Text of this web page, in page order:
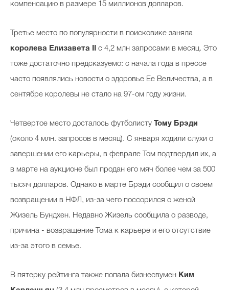
компенсацию в размере 15 миллионов долларов.
Третье место по популярности в поисковике заняла
королева Елизавета II с 4,2 млн запросами в месяц. Это
тоже достаточно предсказуемо: с начала года в прессе
часто появлялись новости о здоровье Ее Величества, а в
сентябре королевы не стало на 97-ом году жизни.
Четвертое место досталось футболисту Тому Брэди
(около 4 млн. запросов в месяц). С января ходили слухи о
завершении его карьеры, в феврале Том подтвердил их, а
в марте на аукционе был продан его мяч более чем за 500
тысяч долларов. Однако в марте Брэди сообщил о своем
возвращении в НФЛ, из-за чего поссорился с женой
Жизель Бундхен. Недавно Жизель сообщила о разводе,
причина - возвращение Тома к карьере и его отсутствие
из-за этого в семье.
В пятерку рейтинга также попала бизнесвумен Ким